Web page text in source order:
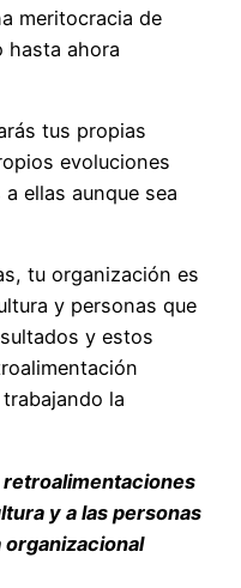
meritocracia de
hasta ahora
tus propias
evoluciones
ellas aunque sea
tu organización es
y personas que
y estos
la
y a las personas
organizacional